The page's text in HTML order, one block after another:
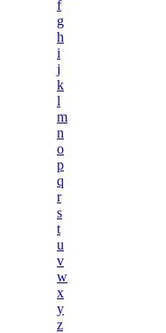
f
g
h
i
j
k
l
m
n
o
p
q
r
s
t
u
v
w
x
y
z